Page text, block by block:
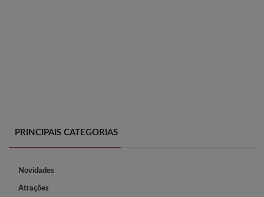
PRINCIPAIS CATEGORIAS
Novidades
Atrações